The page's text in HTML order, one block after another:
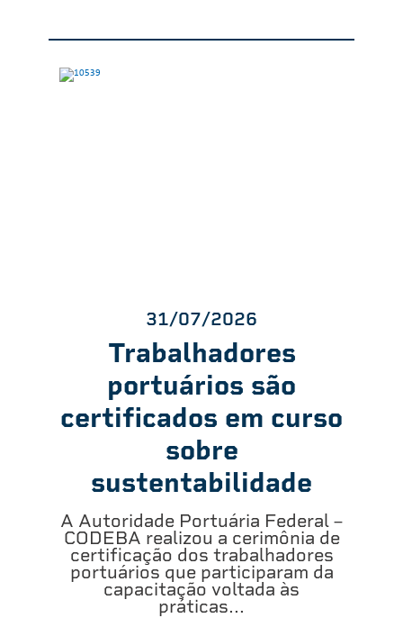
31/07/2026
Trabalhadores
portuários são
certificados em curso
sobre
sustentabilidade
A Autoridade Portuária Federal –
CODEBA realizou a cerimônia de
certificação dos trabalhadores
portuários que participaram da
capacitação voltada às
práticas...